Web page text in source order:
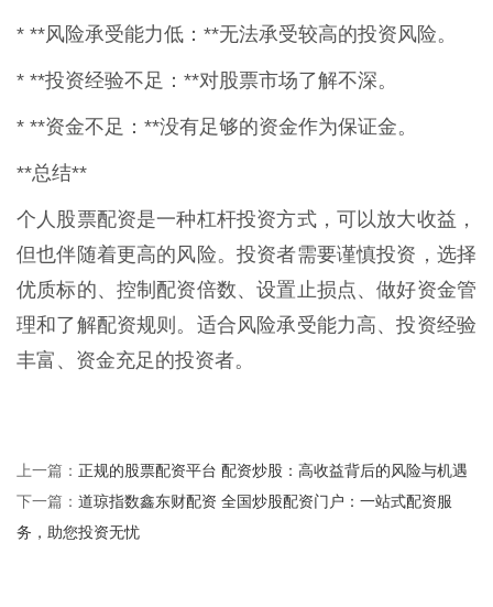
* **风险承受能力低：**无法承受较高的投资风险。
* **投资经验不足：**对股票市场了解不深。
* **资金不足：**没有足够的资金作为保证金。
**总结**
个人股票配资是一种杠杆投资方式，可以放大收益，
但也伴随着更高的风险。投资者需要谨慎投资，选择
优质标的、控制配资倍数、设置止损点、做好资金管
理和了解配资规则。适合风险承受能力高、投资经验
丰富、资金充足的投资者。
上一篇： 正规的股票配资平台 配资炒股：高收益背后的风险与机遇
下一篇： 道琼指数鑫东财配资 全国炒股配资门户：一站式配资服
务，助您投资无忧